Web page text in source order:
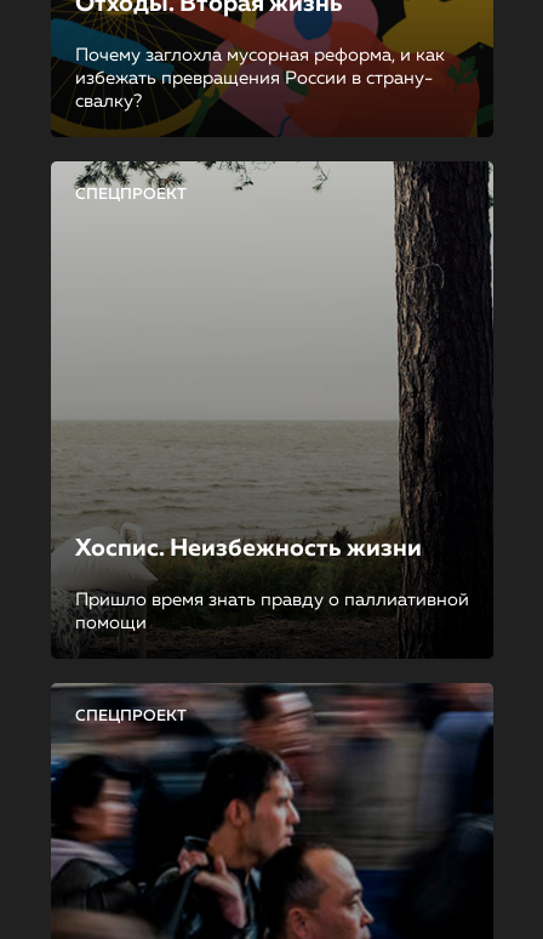
Почему заглохла мусорная реформа, и как
избежать превращения России в страну-
свалку?
СПЕЦПРОЕКТ
Хоспис. Неизбежность жизни
Пришло время знать правду о паллиативной
помощи
СПЕЦПРОЕКТ